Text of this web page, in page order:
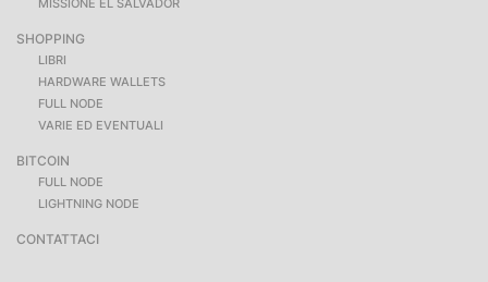
MISSIONE EL SALVADOR
SHOPPING
LIBRI
HARDWARE WALLETS
FULL NODE
VARIE ED EVENTUALI
BITCOIN
FULL NODE
LIGHTNING NODE
CONTATTACI